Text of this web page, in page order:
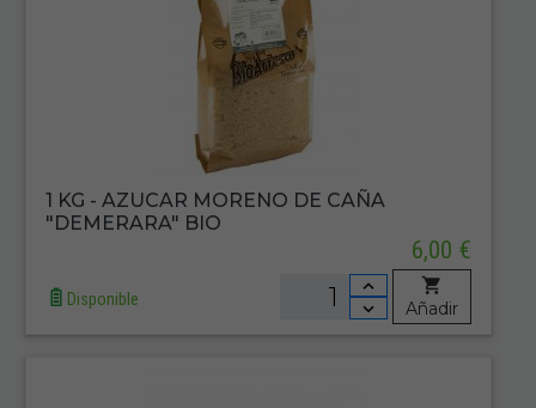
1 KG - AZUCAR MORENO DE CAÑA
"DEMERARA" BIO
6,00 €
Disponible Añadir